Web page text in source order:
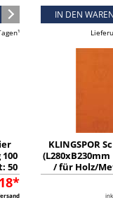
IN DEN
50
KLINGSPOR
/ für Holz/
Inhalt: 50